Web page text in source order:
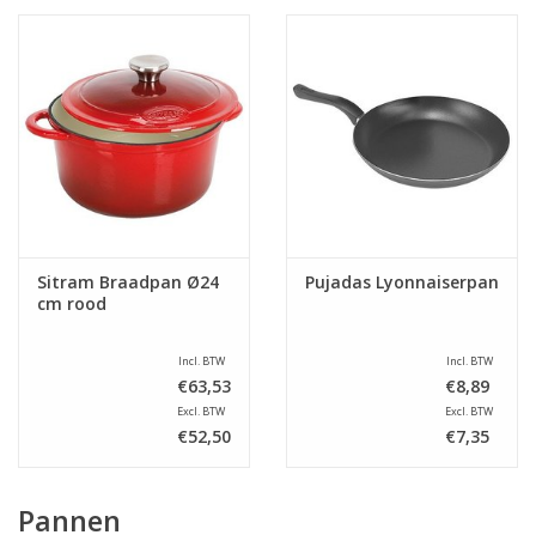
Sitram Braadpan Ø24
cm rood
Incl. BTW
€63,53
Excl. BTW
€52,50
Pujadas Lyonnaiserpan
Incl. BTW
€8,89
Excl. BTW
€7,35
Pannen